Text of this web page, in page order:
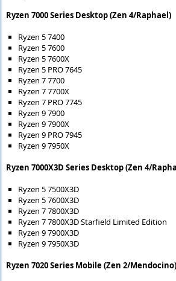
Ryzen 7000 Series Desktop (Zen 4/Raphael)
Ryzen 5 7400
Ryzen 5 7600
Ryzen 5 7600X
Ryzen 5 PRO 7645
Ryzen 7 7700
Ryzen 7 7700X
Ryzen 7 PRO 7745
Ryzen 9 7900
Ryzen 9 7900X
Ryzen 9 PRO 7945
Ryzen 9 7950X
Ryzen 7000X3D Series Desktop (Zen 4/
Ryzen 5 7500X3D
Ryzen 5 7600X3D
Ryzen 7 7800X3D
Ryzen 7 7800X3D Starfield Limited Edition
Ryzen 9 7900X3D
Ryzen 9 7950X3D
Ryzen 7020 Series Mobile (Zen 2/Mendocino)